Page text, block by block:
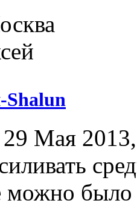
29 Мая
можно было